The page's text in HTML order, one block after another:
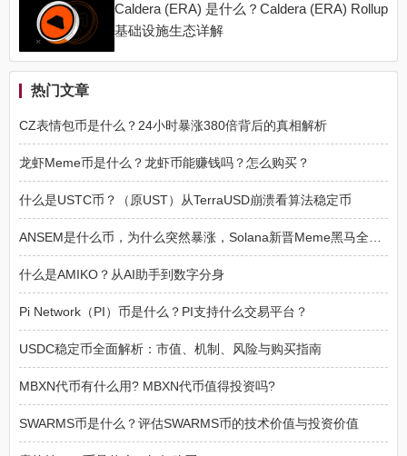
Caldera (ERA) 是什么？Caldera (ERA) Rollup
基础设施生态详解
热门文章
CZ表情包币是什么？24小时暴涨380倍背后的真相解析
龙虾Meme币是什么？龙虾币能赚钱吗？怎么购买？
什么是USTC币？（原UST）从TerraUSD崩溃看算法稳定币
什么是AMIKO？从AI助手到数字分身
Pi Network（PI）币是什么？PI支持什么交易平台？
USDC稳定币全面解析：市值、机制、风险与购买指南
MBXN代币有什么用? MBXN代币值得投资吗?
SWARMS币是什么？评估SWARMS币的技术价值与投资价值